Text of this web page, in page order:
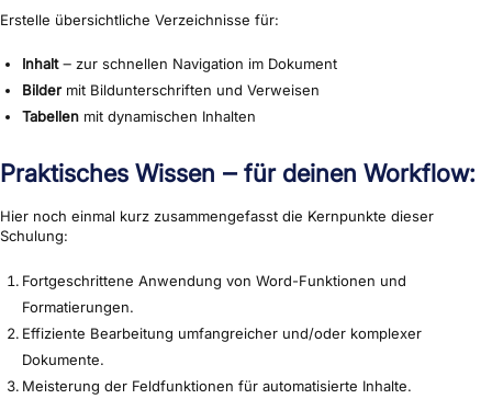
Erstelle übersichtliche Verzeichnisse für:
Inhalt‒ zur schnellen Navigation im Dokument
Bildermit Bildunterschriften und Verweisen
Tabellen mit dynamischen Inhalten
Praktisches Wissen ‒ für deinen Workflow:
Hier noch einmal kurz zusammengefasst die Kernpunkte dieser
Schulung:
Fortgeschrittene Anwendung von Word-Funktionen und
Formatierungen.
Effiziente Bearbeitung umfangreicher und/oder komplexer
Dokumente.
Meisterung der Feldfunktionen für automatisierte Inhalte.